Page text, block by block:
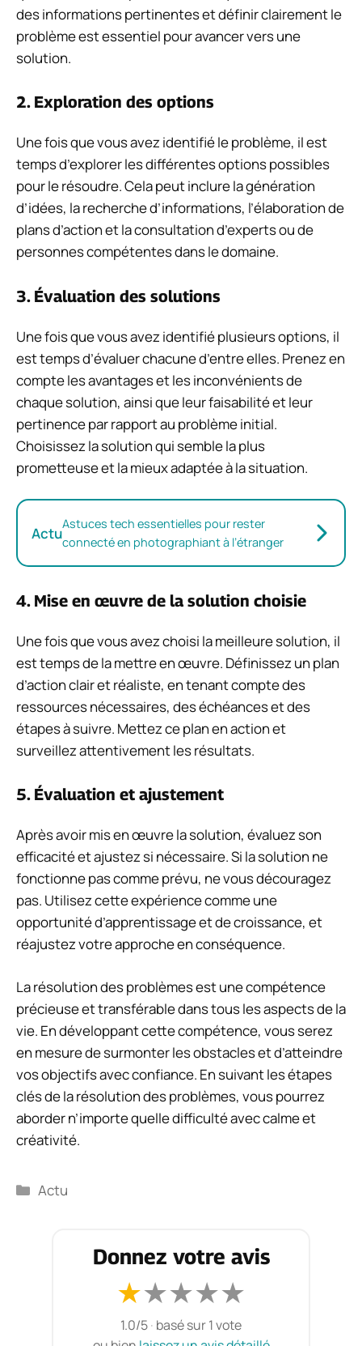
des informations pertinentes et définir clairement le
problème est essentiel pour avancer vers une
solution.
2. Exploration des options
Une fois que vous avez identifié le problème, il est
temps d’explorer les différentes options possibles
pour le résoudre. Cela peut inclure la génération
d’idées, la recherche d’informations, l’élaboration de
plans d’action et la consultation d’experts ou de
personnes compétentes dans le domaine.
3. Évaluation des solutions
Une fois que vous avez identifié plusieurs options, il
est temps d’évaluer chacune d’entre elles. Prenez en
compte les avantages et les inconvénients de
chaque solution, ainsi que leur faisabilité et leur
pertinence par rapport au problème initial.
Choisissez la solution qui semble la plus
prometteuse et la mieux adaptée à la situation.
ActuAstuces tech essentielles pour rester
connecté en photographiant à l’étranger
4. Mise en œuvre de la solution choisie
Une fois que vous avez choisi la meilleure solution, il
est temps de la mettre en œuvre. Définissez un plan
d’action clair et réaliste, en tenant compte des
ressources nécessaires, des échéances et des
étapes à suivre. Mettez ce plan en action et
surveillez attentivement les résultats.
5. Évaluation et ajustement
Après avoir mis en œuvre la solution, évaluez son
efficacité et ajustez si nécessaire. Si la solution ne
fonctionne pas comme prévu, ne vous découragez
pas. Utilisez cette expérience comme une
opportunité d’apprentissage et de croissance, et
réajustez votre approche en conséquence.
La résolution des problèmes est une compétence
précieuse et transférable dans tous les aspects de la
vie. En développant cette compétence, vous serez
en mesure de surmonter les obstacles et d’atteindre
vos objectifs avec confiance. En suivant les étapes
clés de la résolution des problèmes, vous pourrez
aborder n’importe quelle difficulté avec calme et
créativité.
Catégories
Actu
Donnez votre avis
★★★★★
1.0/5· basé sur 1 vote